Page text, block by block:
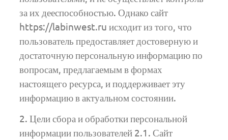
за их дееспособностью. Однако сайт
https://labinwest.ru исходит из того, что
пользователь предоставляет достоверную и
достаточную персональную информацию по
вопросам, предлагаемым в формах
настоящего ресурса, и поддерживает эту
информацию в актуальном состоянии.
2. Цели сбора и обработки персональной
информации пользователей 2.1. Сайт